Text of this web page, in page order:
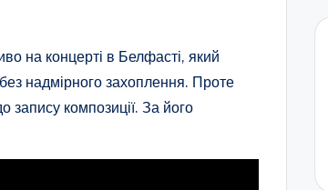
на концерті в Белфасті, який
надмірного захоплення. Проте
композиції. За його